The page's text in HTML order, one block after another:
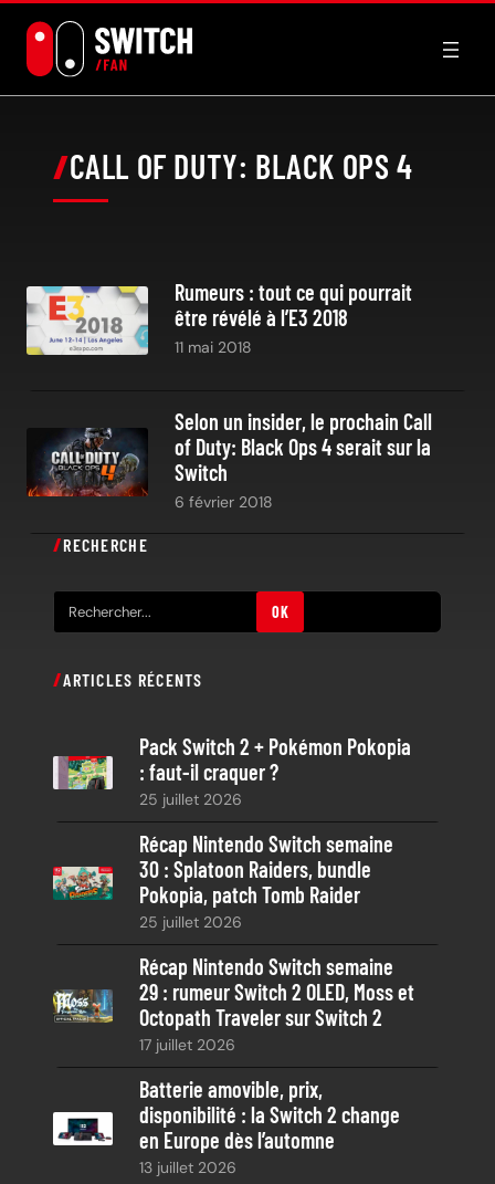
contenu
CALL OF DUTY: BLACK OPS 4
Rumeurs : tout ce qui pourrait
être révélé à l’E3 2018
11 mai 2018
Selon un insider, le prochain Call
of Duty: Black Ops 4 serait sur la
Switch
6 février 2018
RECHERCHE
e
h
OK
ARTICLES RÉCENTS
Pack Switch 2 + Pokémon Pokopia
: faut-il craquer ?
25 juillet 2026
Récap Nintendo Switch semaine
30 : Splatoon Raiders, bundle
Pokopia, patch Tomb Raider
25 juillet 2026
Récap Nintendo Switch semaine
29 : rumeur Switch 2 OLED, Moss et
Octopath Traveler sur Switch 2
17 juillet 2026
Batterie amovible, prix,
disponibilité : la Switch 2 change
en Europe dès l’automne
13 juillet 2026